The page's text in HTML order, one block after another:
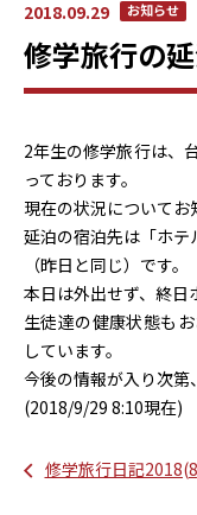
2018.09.29 お知らせ
修学旅行の
2年生の修学旅行は、
っております。
現在の状況についてお
延泊の宿泊先は「ホテ
（昨日と同じ）です。
本日は外出せず、終日
生徒達の健康状態も
しています。
今後の情報が入り次第
(2018/9/29 8:10現在)
修学旅行日記